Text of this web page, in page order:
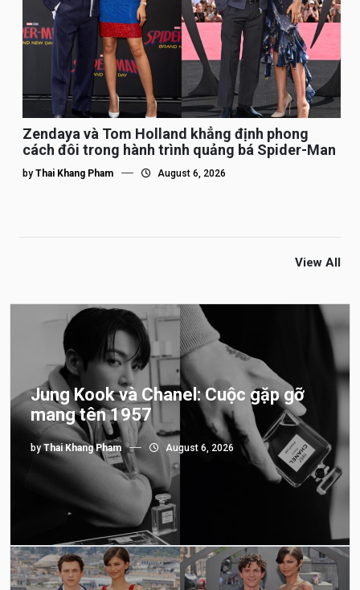
Zendaya và Tom Holland khẳng định phong
cách đôi trong hành trình quảng bá Spider-Man
by Thai Khang Pham August 6, 2026
View All
Jung Kook và Chanel: Cuộc gặp gỡ
mang tên 1957
byThai Khang Pham August 6, 2026